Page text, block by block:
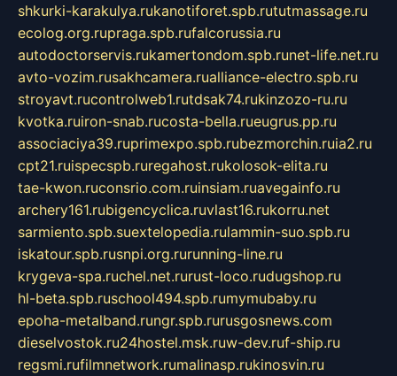
shkurki-karakulya.rukanotiforet.spb.rututmassage.ru
ecolog.org.rupraga.spb.rufalcorussia.ru
autodoctorservis.rukamertondom.spb.runet-life.net.ru
avto-vozim.rusakhcamera.rualliance-electro.spb.ru
stroyavt.rucontrolweb1.rutdsak74.rukinzozo-ru.ru
kvotka.ruiron-snab.rucosta-bella.rueugrus.pp.ru
associaciya39.ruprimexpo.spb.rubezmorchin.ruia2.ru
cpt21.ruispecspb.ruregahost.rukolosok-elita.ru
tae-kwon.ruconsrio.com.ruinsiam.ruavegainfo.ru
archery161.rubigencyclica.ruvlast16.rukorru.net
sarmiento.spb.suextelopedia.rulammin-suo.spb.ru
iskatour.spb.rusnpi.org.rurunning-line.ru
krygeva-spa.ruchel.net.rurust-loco.rudugshop.ru
hl-beta.spb.ruschool494.spb.rumymubaby.ru
epoha-metalband.rungr.spb.rurusgosnews.com
dieselvostok.ru24hostel.msk.ruw-dev.ruf-ship.ru
regsmi.rufilmnetwork.rumalinasp.rukinosvin.ru